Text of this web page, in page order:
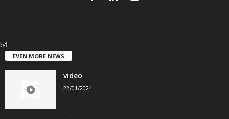
b4
EVEN MORE NEWS
video
22/01/2024